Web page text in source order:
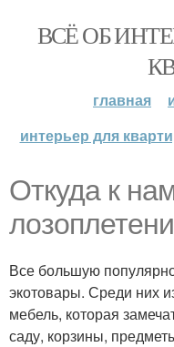
ВСЁ ОБ
главная
интерьер для
Откуда к
Все большую
экотовары. Среди них
мебель, которая
саду, корзины,